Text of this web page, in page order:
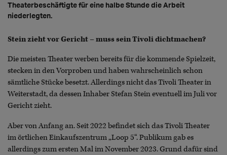
Theaterbeschäftigte für eine halbe Stunde die Arbeit
niederlegten.
Stein zieht vor Gericht – muss sein Tivoli dichtmachen?
Die meisten Theater werben bereits für die kommende Spielzeit,
stecken in den Vorproben und haben wahrscheinlich schon
sämtliche Stücke besetzt. Allerdings nicht das Tivoli Theater in
Weiterstadt, da dessen Inhaber Stefan Stein eventuell im Juli vor
Gericht zieht.
Aber von Anfang an. Seit 2022 befindet sich das Tivoli Theater
im örtlichen Einkaufszentrum „Loop 5“. Publikum gab es
allerdings zum ersten Mal im November 2023. Grund dafür sind